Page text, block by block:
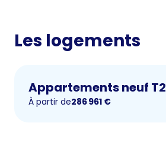
Les logements
Appartements neuf T2
À partir de286 961 €